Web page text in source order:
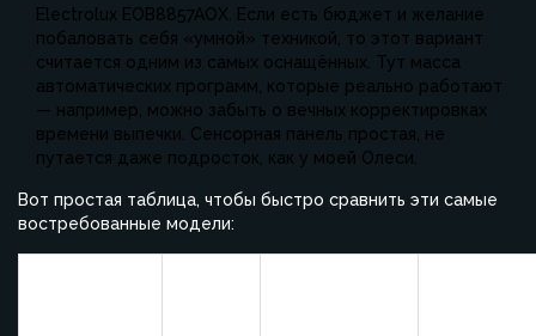
Electrolux EOB8857AOX. Если есть бюджет и желание
побаловать себя «умной» техникой, то этот вариант
считается одним из самых оснащённых. Тут масса
автоматических программ, которые реально работают
— например, можно забыть о вечных корректировках
времени выпечки. Сенсорная панель простая, не
путается даже подросток, как у моей Олеси.
Вот простая таблица, чтобы быстро сравнить эти самые
востребованные модели: